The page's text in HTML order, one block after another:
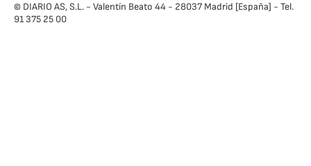
© DIARIO AS, S.L. - Valentín Beato 44 - 28037 Madrid [España] - Tel.
91 375 25 00